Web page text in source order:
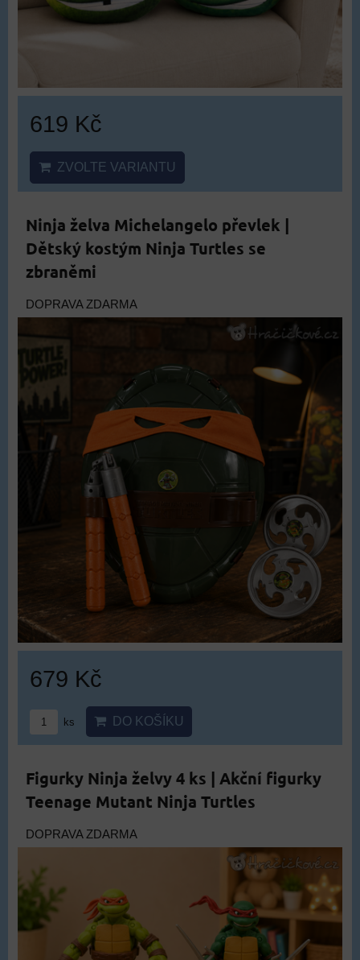
619 Kč
ZVOLTE VARIANTU
Ninja želva Michelangelo převlek |
Dětský kostým Ninja Turtles se
zbraněmi
DOPRAVA ZDARMA
679 Kč
ks DO KOŠÍKU
Figurky Ninja želvy 4 ks | Akční figurky
Teenage Mutant Ninja Turtles
DOPRAVA ZDARMA